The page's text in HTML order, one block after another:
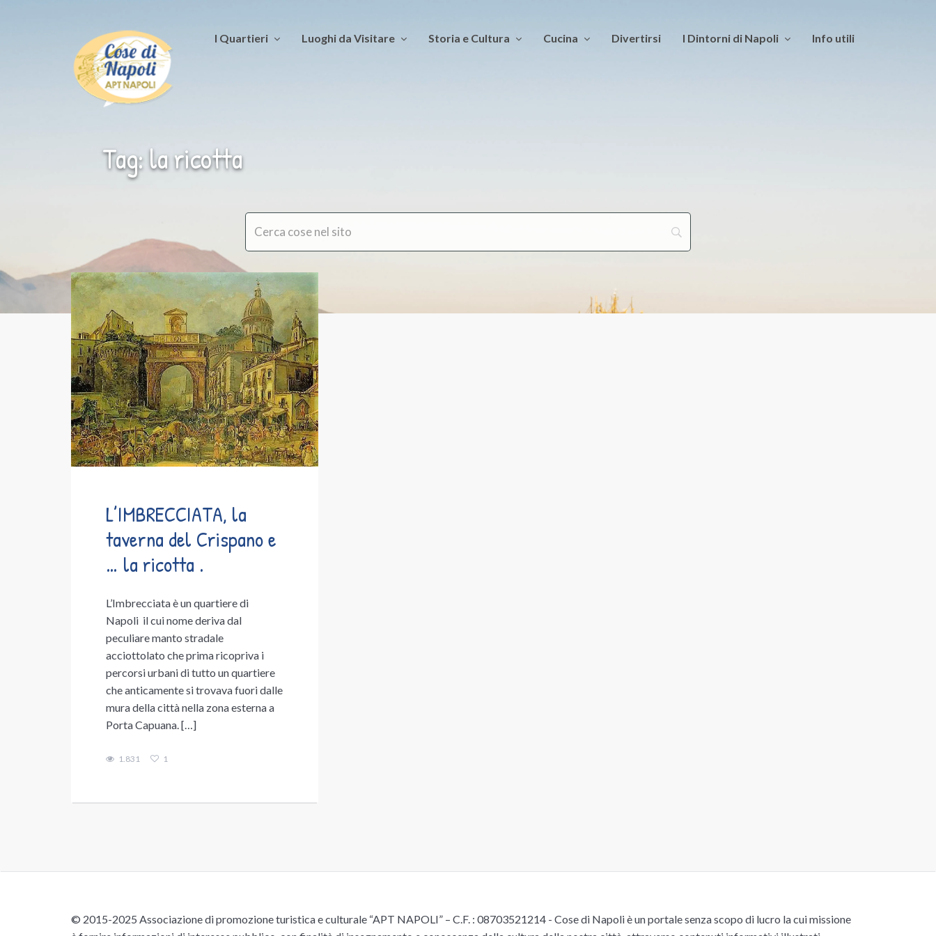
I Quartieri Luoghi da Visitare Storia e Cultura Cucina Divertirsi I Dintorni di Napoli Info utili
Tag: la ricotta
L’IMBRECCIATA, la
taverna del Crispano e
… la ricotta .
L’Imbrecciata è un quartiere di
Napoli il cui nome deriva dal
peculiare manto stradale
acciottolato che prima ricopriva i
percorsi urbani di tutto un quartiere
che anticamente si trovava fuori dalle
mura della città nella zona esterna a
Porta Capuana. […]
1.831 1
© 2015-2025 Associazione di promozione turistica e culturale “APT NAPOLI” – C.F. : 08703521214 - Cose di Napoli è un portale senza scopo di lucro la cui missione